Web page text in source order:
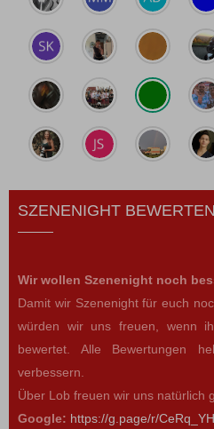
SZENENIGHT BEWERTEN
Wir wollen Szenenight noch
Damit wir Szenenight für euch
würden wir uns freuen, wenn
bewertet. Alle Bewertungen
verbessern.
Über Lob freuen wir uns natürlich
Google: https://g.page/r/